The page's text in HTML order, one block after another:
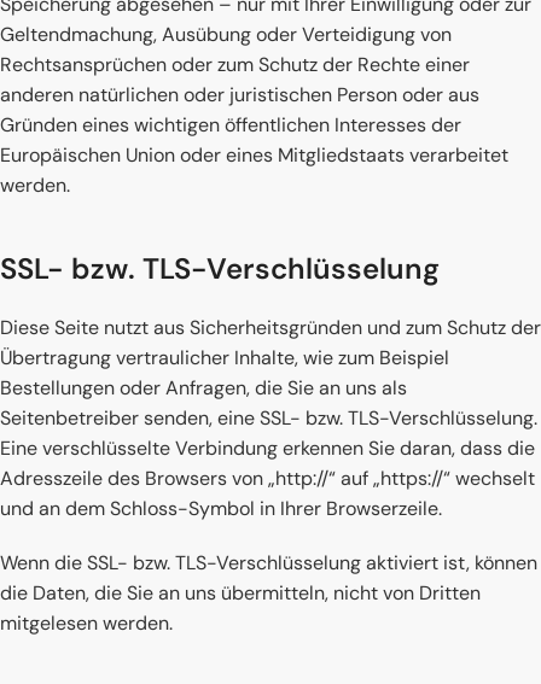
Geltendmachung, Ausübung oder Verteidigung von
Rechtsansprüchen oder zum Schutz der Rechte einer
anderen natürlichen oder juristischen Person oder aus
Gründen eines wichtigen öffentlichen Interesses der
Europäischen Union oder eines Mitgliedstaats verarbeitet
werden.
SSL- bzw. TLS-Verschlüsselung
Diese Seite nutzt aus Sicherheitsgründen und zum Schutz der
Übertragung vertraulicher Inhalte, wie zum Beispiel
Bestellungen oder Anfragen, die Sie an uns als
Seitenbetreiber senden, eine SSL- bzw. TLS-Verschlüsselung.
Eine verschlüsselte Verbindung erkennen Sie daran, dass die
Adresszeile des Browsers von „http://“ auf „https://“ wechselt
und an dem Schloss-Symbol in Ihrer Browserzeile.
Wenn die SSL- bzw. TLS-Verschlüsselung aktiviert ist, können
die Daten, die Sie an uns übermitteln, nicht von Dritten
mitgelesen werden.